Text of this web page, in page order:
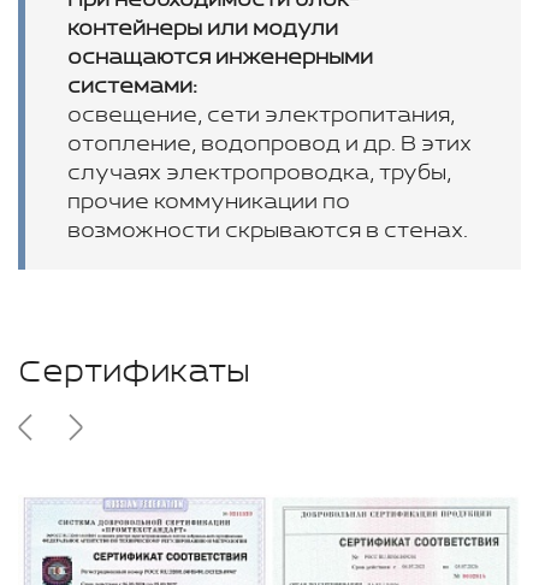
контейнеры или модули
оснащаются инженерными
системами:
освещение, сети электропитания,
отопление, водопровод и др. В этих
случаях электропроводка, трубы,
прочие коммуникации по
возможности скрываются в стенах.
Сертификаты